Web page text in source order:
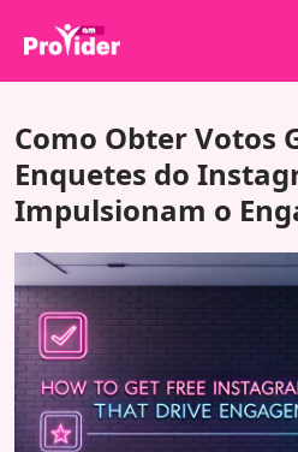
Sobre nós
Entrar
Cadastrar-se
Serviços
API
Termos
Blog
Como Obter Votos
Enquetes do
Impulsionam o